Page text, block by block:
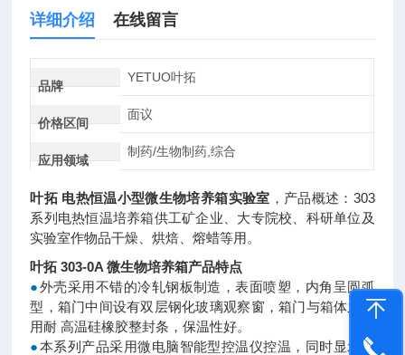
详细介绍 在线留言
品牌
YETUO叶拓
价格区间
面议
应用领域
制药/生物制药,综合
叶拓 电热恒温小型微生物培养箱实验室 ，产品概述：303
系列电热恒温培养箱供工矿企业、大专院校、科研单位及
实验室作物品干燥、烘焙、熔蜡等用。
叶拓 303-0A 微生物培养箱产品特点
●外壳采用不错的冷轧钢板制造，表面喷塑，内角呈圆弧
型，箱门中间设有双层钢化玻璃观察窗，箱门与箱体之间
用耐 高温硅橡胶整封条，保温性好。
●本系列产品采用微电脑智能型控温仪控温，同时显示设